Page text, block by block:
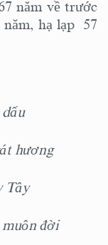
năm về trước
hạ lạp 57
hương
Tây
đời